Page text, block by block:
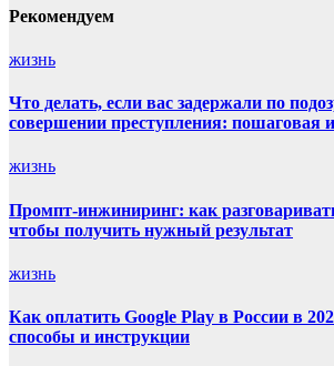
Рекомендуем
жизнь
Что делать, если вас задержали по
совершении преступления: пошаговая
жизнь
Промпт-инжиниринг: как
чтобы получить нужный результат
жизнь
Как оплатить Google Play в России в
способы и инструкции